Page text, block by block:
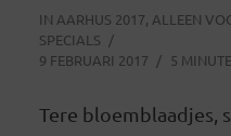
IN AARHUS 2017, ALLEEN
SPECIALS
9 FEBRUARI 2017
5
Tere bloemblaadjes,